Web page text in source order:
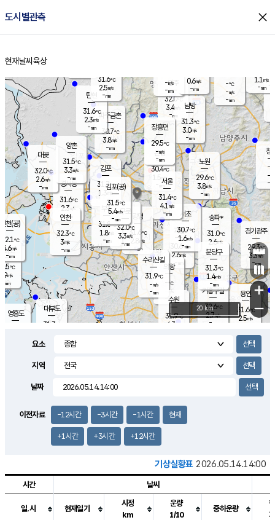
도시별관측 close
홈
현재날씨 육상
의도
℃
m/s
mm
영흥도
양주
32.0℃
3.4
-mm
과천
30.6℃
2.6m/s
- mm
용인
31.6℃
2.5m/s
경기광주
29.3℃
3.3m/s
-mm
3.3m/s
대부도
31.3
경서동
31.6℃
2.3 m/s
-mm
파주금촌
30.7℃
3.8m/s
-mm
-℃
-m/s
-mm
대곶
32.0℃
2.6m/s
-mm
창
-
-m/
-
탄현
31.6℃
2.3m/s
-mm
1.1 m/s
-mm
의왕
- ℃
m/s
mm
김포
31.7℃
1.3 m/s
mm
광명
31.6 ℃
2.8 m/s
-mm
부천
31.8℃
1.8m/s
-mm
양촌
31.5℃
3.3m/s
-mm
구로
32.0℃
3.3m/s
-mm
은평
30.4℃
1.5 m/s
- mm
노원
29.6℃
3.8m/s
-mm
송파*
31.0℃
2.6m/s
-mm
서초
30.7℃
1.6m/s
-mm
남방
31.3℃
3.0m/s
-mm
기흥구갈
32.6℃
2.7m/s
-
수리산길
31.9℃
-m/s
-mm
분당구
31.3℃
1.4m/s
-mm
장흥면
29.5℃
-m/s
-mm
-m/s
-mm
인천(공)
32.1℃
4.6m/s
-mm
김포(공)
31.5℃
5.4m/s
-mm
수원
31.9℃
4.3 m/s
인천
32.3℃
3m/s
-mm
서울
31.4℃
4.1 m/s
-mm
31.6℃
2.5m/s
-mm
0.6m/s
-mm
+
−
20 km
요소
지역
날짜
이전자료 -12시간 -3시간 -1시간 현재
+1시간 +3시간 +12시간
기상실황표 2026.05.14.14:00
시간 날씨
일.시 현재일기
시정
km
운량
1/10
중하운량